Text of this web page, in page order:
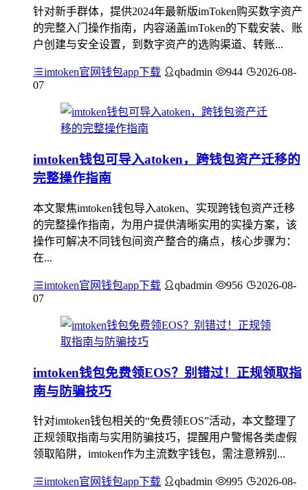
针对新手群体，提供2024年最新版imToken购买数字资产
的完整入门操作指南，内容涵盖imToken的下载安装、账
户创建与安全设置，到数字资产的选购渠道、转账...
imtoken官网钱包app下载 qbadmin 944
2026-08-
07
imtoken钱包可导入atoken，跨钱包资产迁移的
完整操作指南
本文聚焦imtoken钱包导入atoken、实现跨钱包资产迁移
的完整操作指南，为用户提供清晰实用的实操方案，该
操作可解决不同钱包间资产整合的痛点，核心步骤为：
在...
imtoken官网钱包app下载 qbadmin 956
2026-08-
07
imtoken钱包免费领EOS？别错过！正规领取指
南与防骗技巧
针对imtoken钱包相关的“免费领EOS”活动，本文整理了
正规领取指南与实用防骗技巧，提醒用户警惕各类虚假
领取陷阱，imtoken作为主流数字钱包，需注意辨别...
imtoken官网钱包app下载 qbadmin 995
2026-08-